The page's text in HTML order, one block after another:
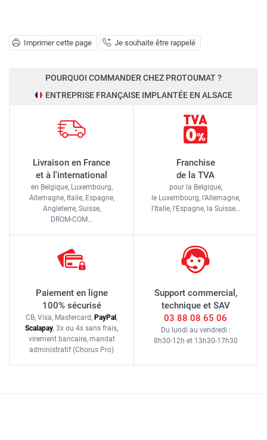
Imprimer cette page Je souhaite être rappelé
POURQUOI COMMANDER CHEZ PROTOUMAT ?
ENTREPRISE FRANÇAISE IMPLANTÉE EN ALSACE
Livraison en France
et à l'international
en Belgique, Luxembourg,
Allemagne, Italie, Espagne,
Angleterre, Suisse,
DROM-COM…
Franchise
de la TVA
pour la Belgique,
le Luxembourg, l'Allemagne,
l'Italie, l'Espagne, la Suisse…
Paiement en ligne
100% sécurisé
CB, Visa, Mastercard, PayPal,
Scalapay, 3x ou 4x sans frais,
virement bancaire, mandat
administratif (Chorus Pro)
Support commercial,
technique et SAV
03 88 08 65 06
Du lundi au vendredi :
8h30-12h et 13h30-17h30